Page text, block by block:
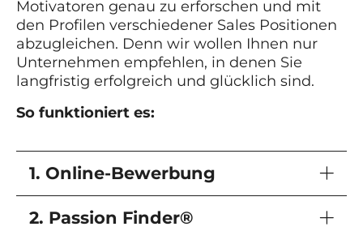
Motivatoren genau zu erforschen und mit
den Profilen verschiedener Sales Positionen
abzugleichen. Denn wir wollen Ihnen nur
Unternehmen empfehlen, in denen Sie
langfristig erfolgreich und glücklich sind.
So funktioniert es:
1. Online-Bewerbung
2. Passion Finder®